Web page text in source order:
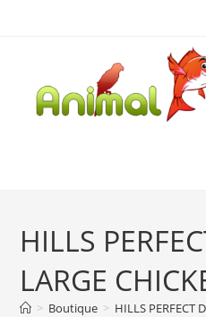
HILLS
LARGE
> Boutique > HILLS PERFECT